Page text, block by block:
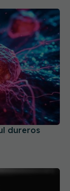
dureros